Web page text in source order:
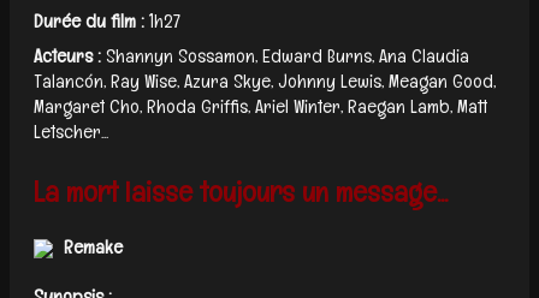
Durée du film :1h27
Acteurs :Shannyn Sossamon, Edward Burns, Ana Claudia
Talancón, Ray Wise, Azura Skye, Johnny Lewis, Meagan Good,
Margaret Cho, Rhoda Griffis, Ariel Winter, Raegan Lamb, Matt
Letscher...
La mort laisse toujours un message...
Remake